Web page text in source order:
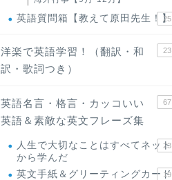
英語質問箱【教えて原田先生！】
25
洋楽で英語学習！（翻訳・和
訳・歌詞つき）
23
英語名言・格言・カッコいい
英語＆素敵な英文フレーズ集
67
人生で大切なことはすべてネット
から学んだ
23
英文手紙＆グリーティングカード
19